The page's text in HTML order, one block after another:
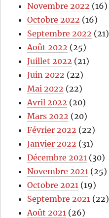
Novembre 2022 (16)
Octobre 2022 (16)
Septembre 2022 (21)
Août 2022 (25)
Juillet 2022 (21)
Juin 2022 (22)
Mai 2022 (22)
Avril 2022 (20)
Mars 2022 (20)
Février 2022 (22)
Janvier 2022 (31)
Décembre 2021 (30)
Novembre 2021 (25)
Octobre 2021 (19)
Septembre 2021 (22)
Août 2021 (26)